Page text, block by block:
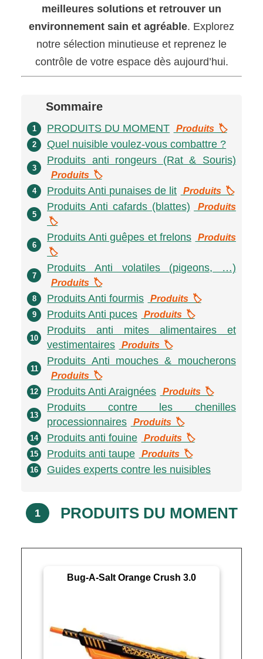
meilleures solutions et retrouver un
environnement sain et agréable. Explorez
notre sélection minutieuse et reprenez le
contrôle de votre espace dès aujourd’hui.
Sommaire
1 PRODUITS DU MOMENT Produits 🏷️
2 Quel nuisible voulez-vous combattre ?
3
Produits anti rongeurs (Rat & Souris)
Produits 🏷️
4 Produits Anti punaises de lit Produits 🏷️
5
Produits Anti cafards (blattes)
Produits
🏷️
6
Produits Anti guêpes et frelons
Produits
🏷️
7
Produits Anti volatiles (pigeons, …)
Produits 🏷️
8 Produits Anti fourmis Produits 🏷️
9 Produits Anti puces Produits 🏷️
10
Produits anti mites alimentaires et
vestimentaires
Produits 🏷️
11
Produits Anti mouches & moucherons
Produits 🏷️
12 Produits Anti Araignées Produits 🏷️
13
Produits contre les chenilles
processionnaires
Produits 🏷️
14 Produits anti fouine Produits 🏷️
15 Produits anti taupe Produits 🏷️
16 Guides experts contre les nuisibles
1 PRODUITS DU MOMENT
Bug-A-Salt Orange Crush 3.0